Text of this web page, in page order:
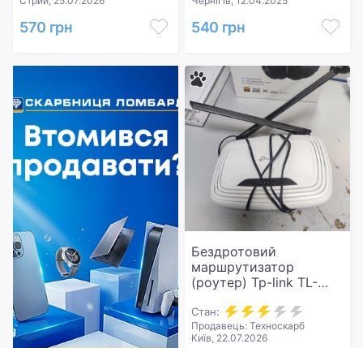
570 грн 540 грн
Бездротовий
маршрутизатор
(роутер) Tp-link TL-
Стан:
Продавець: Техноскарб
Київ, 22.07.2026